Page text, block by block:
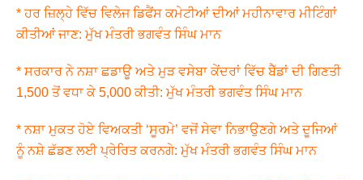
* ਹਰ ਜ਼ਿਲ੍ਹੇ ਵਿੱਚ ਵਿਲੇਜ ਡਿਫੈਂਸ ਕਮੇਟੀਆਂ ਦੀਆਂ ਮਹੀਨਾਵਾਰ ਮੀਟਿੰਗਾਂ
ਕੀਤੀਆਂ ਜਾਣ: ਮੁੱਖ ਮੰਤਰੀ ਭਗਵੰਤ ਸਿੰਘ ਮਾਨ
* ਸਰਕਾਰ ਨੇ ਨਸ਼ਾ ਛਡਾਊ ਅਤੇ ਮੁੜ ਵਸੇਬਾ ਕੇਂਦਰਾਂ ਵਿੱਚ ਬੈੱਡਾਂ ਦੀ ਗਿਣਤੀ
1,500 ਤੋਂ ਵਧਾ ਕੇ 5,000 ਕੀਤੀ: ਮੁੱਖ ਮੰਤਰੀ ਭਗਵੰਤ ਸਿੰਘ ਮਾਨ
* ਨਸ਼ਾ ਮੁਕਤ ਹੋਏ ਵਿਅਕਤੀ ‘ਸੂਰਮੇ’ ਵਜੋਂ ਸੇਵਾ ਨਿਭਾਉਣਗੇ ਅਤੇ ਦੂਜਿਆਂ
ਨੂੰ ਨਸ਼ੇ ਛੱਡਣ ਲਈ ਪ੍ਰੇਰਿਤ ਕਰਨਗੇ: ਮੁੱਖ ਮੰਤਰੀ ਭਗਵੰਤ ਸਿੰਘ ਮਾਨ